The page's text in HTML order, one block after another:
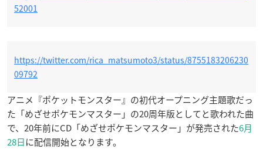
52001
https://twitter.com/rica_matsumoto3/status/8755183206230
09792
アニメ『ポケットモンスター』の初代オープニング主題歌だっ
た「めざせポケモンマスター」の20周年版としてと歌われた曲
で、20年前にCD「めざせポケモンマスター」が発売された6月
28日に配信開始となります。